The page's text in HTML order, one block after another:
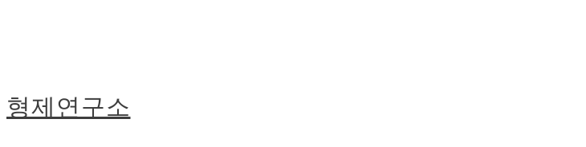
형제연구소